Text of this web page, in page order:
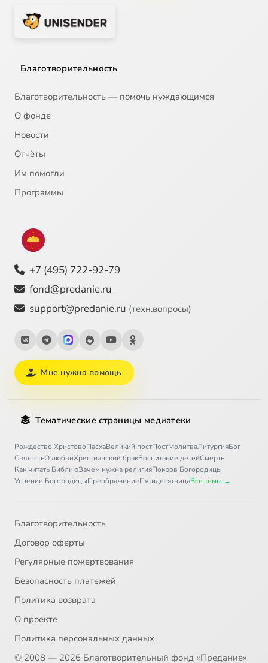
Благотворительность
Благотворительность — помочь нуждающимся
О фонде
Новости
Отчёты
Им помогли
Программы
+7 (495) 722-92-79
fond@predanie.ru
support@predanie.ru (техн.вопросы)
Мне нужна помощь
Тематические страницы медиатеки
Рождество ХристовоПасхаВеликий постПостМолитваЛитургияБог
СвятостьО любвиХристианский бракВоспитание детейСмерть
Как читать БиблиюЗачем нужна религияПокров Богородицы
Успение БогородицыПреображениеПятидесятницаВсе темы →
Благотворительность
Договор оферты
Регулярные пожертвования
Безопасность платежей
Политика возврата
О проекте
Политика персональных данных
© 2008 — 2026 Благотворительный фонд «Предание»